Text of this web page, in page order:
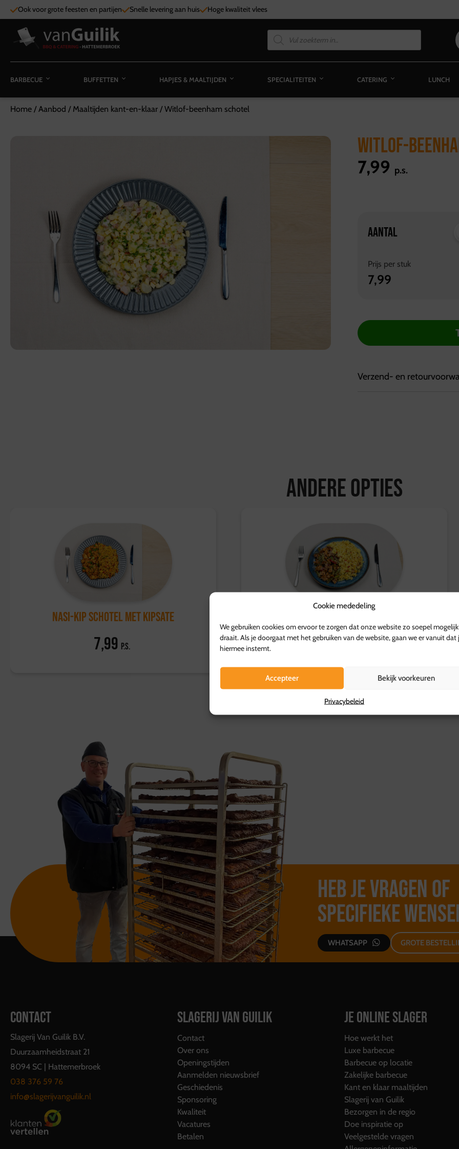
Cookie mededeling
We gebruiken cookies om ervoor te zorgen dat onze website zo soepel mogelijk
draait. Als je doorgaat met het gebruiken van de website, gaan we er vanuit dat
hiermee instemt.
Accepteer Bekijk voorkeuren
Privacybeleid
Ook voor grote feesten en partijen Snelle levering aan huis Hoge kwaliteit vlees
BARBECUE BUFFETTEN HAPJES & MAALTIJDEN SPECIALITEITEN CATERING LUNCH
Home /Aanbod / Maaltijden kant-en-klaar /Witlof-beenham schotel
WITLOF-
7,99 p.s.
AANTAL
Prijs per stuk
7,99
Verzend- en
Herroepingsrecht geldt
Voor overige producten
Andere opties
Nasi-kip schotel met kipsate
7,99 p.s. 7,99
Heb je vragen of
specifieke
WHATSAPP GROTE
CONTACT
Slagerij Van Guilik B.V.
Duurzaamheidstraat 21
8094 SC | Hattemerbroek
038 376 59 76
info@slagerijvanguilik.nl
SLAGERIJ VAN GUILIK
Contact
Over ons
Openingstijden
Aanmelden nieuwsbrief
Geschiedenis
Sponsoring
Kwaliteit
Vacatures
Betalen
JE ONLINE SLAGER
Hoe werkt het
Luxe barbecue
Barbecue op locatie
Zakelijke barbecue
Kant en klaar maaltijden
Slagerij van Guilik
Bezorgen in de regio
Doe inspiratie op
Veelgestelde vragen